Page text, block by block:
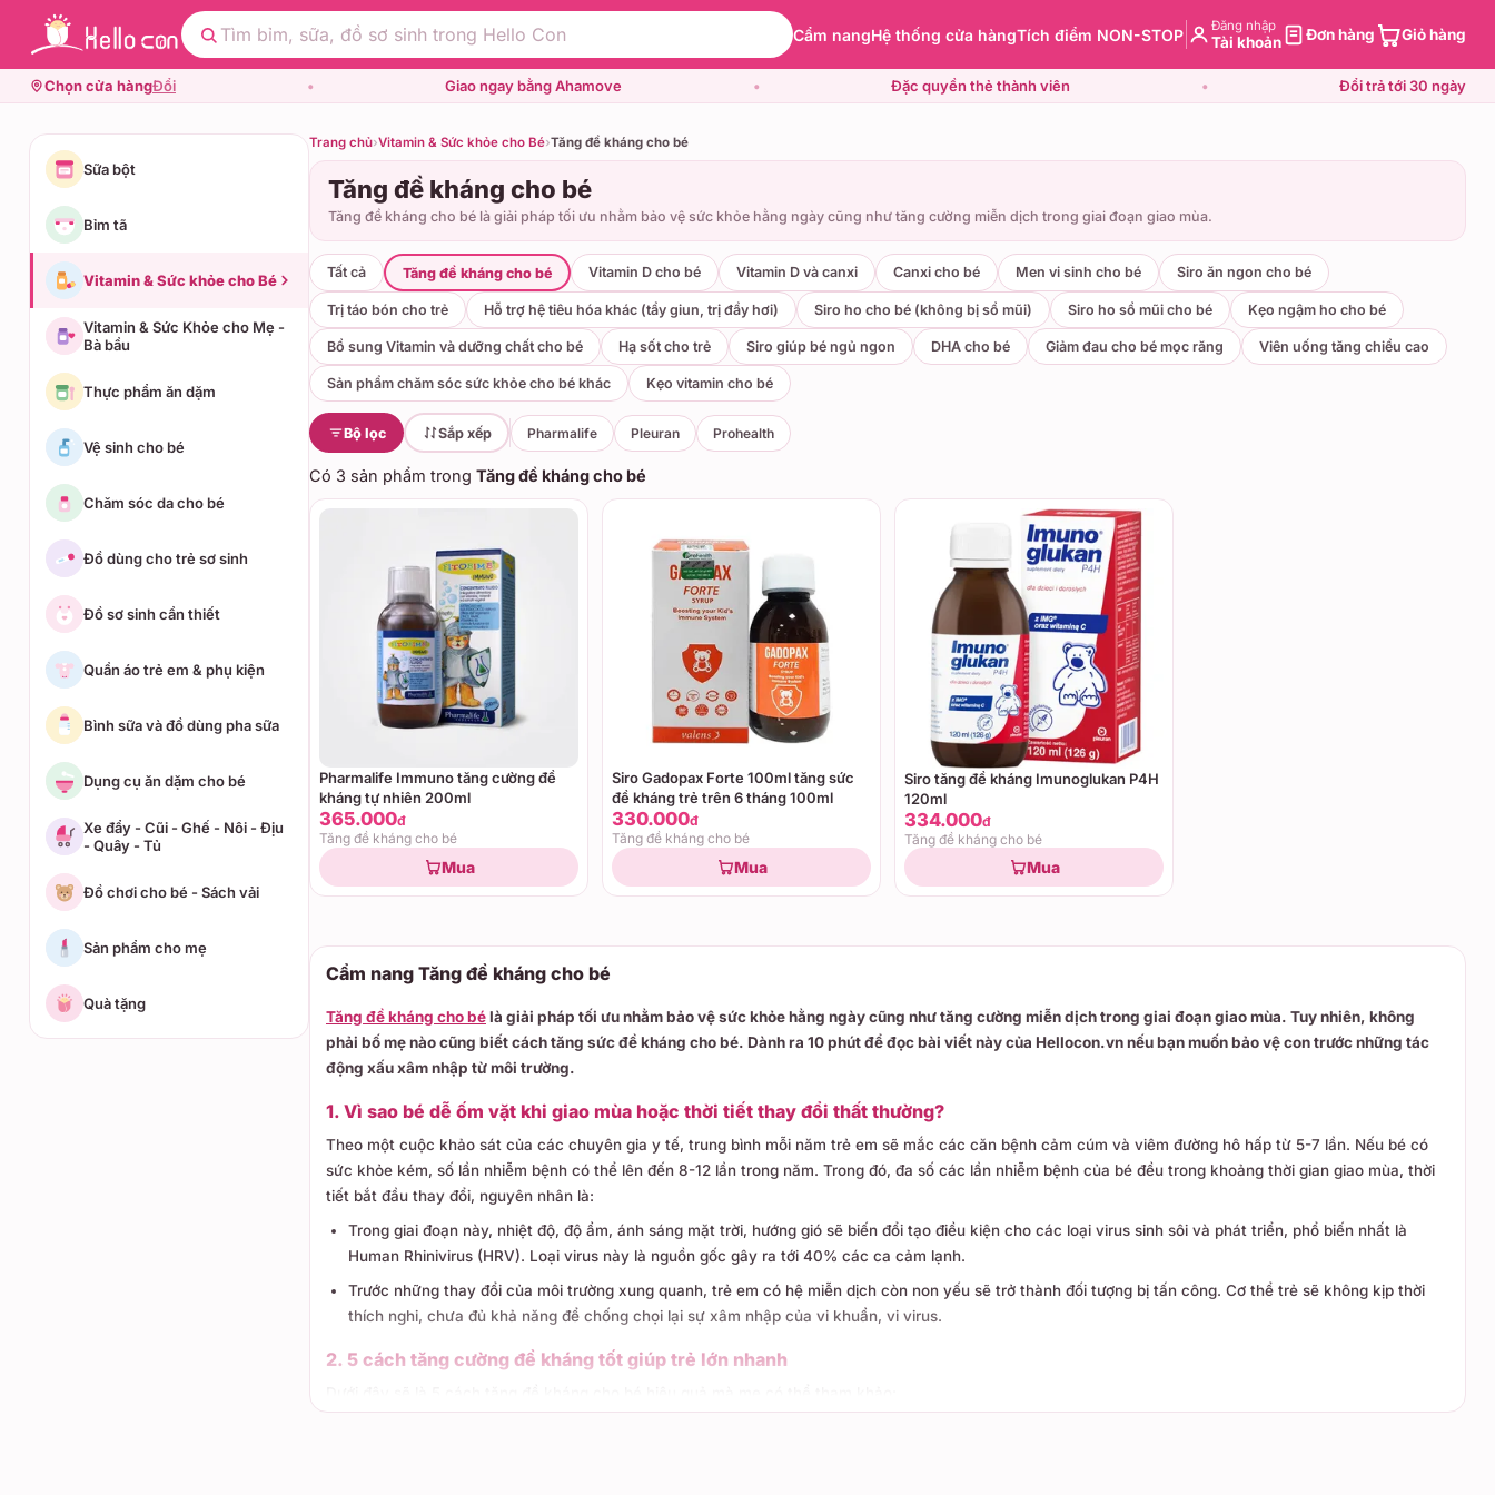
Cẩm nangHệ thống cửa hàngTích điểm NON-STOP Đăng nhập
Tài khoản Đơn hàng Giỏ hàng
Chọn cửa hàngĐổi • Giao ngay bằng Ahamove • Đặc quyền thẻ thành viên • Đổi trả tới 30 ngày
Sữa bột
Bỉm tã
Vitamin & Sức khỏe cho Bé
Vitamin & Sức Khỏe cho Mẹ -
Bà bầu
Thực phẩm ăn dặm
Vệ sinh cho bé
Chăm sóc da cho bé
Đồ dùng cho trẻ sơ sinh
Đồ sơ sinh cần thiết
Quần áo trẻ em & phụ kiện
Bình sữa và đồ dùng pha sữa
Dụng cụ ăn dặm cho bé
Xe đẩy - Cũi - Ghế - Nôi - Địu
- Quây - Tủ
Đồ chơi cho bé - Sách vải
Sản phẩm cho mẹ
Quà tặng
Trang chủ›Vitamin & Sức khỏe cho Bé›Tăng đề kháng cho bé
Tăng đề kháng cho bé
Tăng đề kháng cho bé là giải pháp tối ưu nhằm bảo vệ sức khỏe hằng ngày cũng như tăng cường miễn dịch trong giai đoạn giao mùa.
Tất cả Tăng đề kháng cho bé Vitamin D cho bé Vitamin D và canxi Canxi cho bé Men vi sinh cho bé Siro ăn ngon cho bé
Trị táo bón cho trẻ Hỗ trợ hệ tiêu hóa khác (tẩy giun, trị đầy hơi) Siro ho cho bé (không bị sổ mũi) Siro ho sổ mũi cho bé Kẹo ngậm ho cho bé
Bổ sung Vitamin và dưỡng chất cho bé Hạ sốt cho trẻ Siro giúp bé ngủ ngon DHA cho bé Giảm đau cho bé mọc răng Viên uống tăng chiều cao
Sản phẩm chăm sóc sức khỏe cho bé khác Kẹo vitamin cho bé
Bộ lọc Sắp xếp Pharmalife Pleuran Prohealth
Có 3 sản phẩm trong Tăng đề kháng cho bé
Pharmalife Immuno tăng cường đề
kháng tự nhiên 200ml
365.000đ
Tăng đề kháng cho bé
Mua
Siro Gadopax Forte 100ml tăng sức
đề kháng trẻ trên 6 tháng 100ml
330.000đ
Tăng đề kháng cho bé
Mua
Siro tăng đề kháng Imunoglukan P4H
120ml
334.000đ
Tăng đề kháng cho bé
Mua
Cẩm nang Tăng đề kháng cho bé
Tăng đề kháng cho bélà giải pháp tối ưu nhằm bảo vệ sức khỏe hằng ngày cũng như tăng cường miễn dịch trong giai đoạn giao mùa. Tuy nhiên, không
phải bố mẹ nào cũng biết cách tăng sức đề kháng cho bé. Dành ra 10 phút để đọc bài viết này của Hellocon.vn nếu bạn muốn bảo vệ con trước những tác
động xấu xâm nhập từ môi trường.
1. Vì sao bé dễ ốm vặt khi giao mùa hoặc thời tiết thay đổi thất thường?
Theo một cuộc khảo sát của các chuyên gia y tế, trung bình mỗi năm trẻ em sẽ mắc các căn bệnh cảm cúm và viêm đường hô hấp từ 5-7 lần. Nếu bé có
sức khỏe kém, số lần nhiễm bệnh có thể lên đến 8-12 lần trong năm. Trong đó, đa số các lần nhiễm bệnh của bé đều trong khoảng thời gian giao mùa, thời
tiết bắt đầu thay đổi, nguyên nhân là:
Trong giai đoạn này, nhiệt độ, độ ẩm, ánh sáng mặt trời, hướng gió sẽ biến đổi tạo điều kiện cho các loại virus sinh sôi và phát triển, phổ biến nhất là
Human Rhinivirus (HRV). Loại virus này là nguồn gốc gây ra tới 40% các ca cảm lạnh.
Trước những thay đổi của môi trường xung quanh, trẻ em có hệ miễn dịch còn non yếu sẽ trở thành đối tượng bị tấn công. Cơ thể trẻ sẽ không kịp thời
thích nghi, chưa đủ khả năng để chống chọi lại sự xâm nhập của vi khuẩn, vi virus.
2. 5 cách tăng cường đề kháng tốt giúp trẻ lớn nhanh